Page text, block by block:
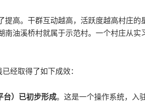
高。干群互动越高，活跃度越高村庄的
油溪桥村就属于示范村。一个村庄从实
经取得了如下成效：
）已初步形成。这是一个操作系统，入